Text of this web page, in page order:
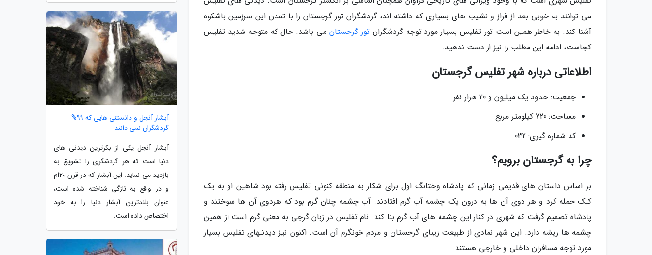
می توانند به خوبی بعد از فراز و نشیب های بسیاری که داشته اند، گردشگران تور گرجستان را با تمدن این سرزمین باشکوه
آشنا کند. به خاطر همین است تور تفلیس بسیار مورد توجه گردشگرانتور گرجستان می باشد. حال که متوجه شدید تفلیس
کجاست، ادامه این مطلب را نیز از دست ندهید.
اطلاعاتی درباره شهر تفلیس گرجستان
جمعیت: حدود یک میلیون و 20 هزار نفر
مساحت: 720 کیلومتر مربع
کد شماره گیری: 032
چرا به گرجستان برویم؟
بر اساس داستان های قدیمی زمانی که پادشاه وختانگ اول برای شکار به منطقه کنونی تفلیس رفته بود شاهین او به یک
کبک حمله کرد و هر دوی آن ها به درون یک چشمه آب گرم افتادند. آب چشمه چنان گرم بود که هردوی آن ها سوختند و
پادشاه تصمیم گرفت که شهری در کنار این چشمه های آب گرم بنا کند. نام تفلیس در زبان گرجی به معنی گرم است از همین
چشمه ها ریشه دارد. این شهر نمادی از طبیعت زیبای گرجستان و مردم خونگرم آن است. اکنون نیز دیدنیهای تفلیس بسیار
مورد توجه مسافران داخلی و خارجی هستند.
آبشار آنجل و دانستنی هایی که 99%
گردشگران نمی دانند
آبشار آنجل یکی از بکرترین دیدنی های
دنیا است که هر گردشگری را تشویق به
بازدید می نماید. این آبشار که در قرن 20ام
و در واقع به تازگی شناخته شده است،
عنوان بلندترین آبشار دنیا را به خود
اختصاص داده است.